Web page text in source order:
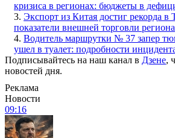
кризиса в регионах: бюджеты в
3. Экспорт из Китая достиг рекорда в
показатели внешней торговли региона
4. Водитель маршрутки № 37 запер
ушел в туалет: подробности
Подписывайтесь на наш канал в Дзене,
новостей дня.
Реклама
Новости
09:16